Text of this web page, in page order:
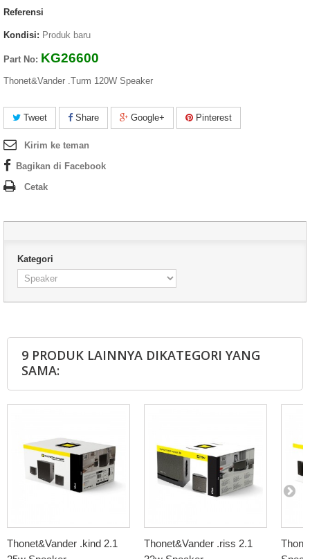
Referensi
Kondisi: Produk baru
Part No: KG26600
Thonet&Vander .Turm 120W Speaker
Tweet Share Google+ Pinterest
Kirim ke teman
Bagikan di Facebook
Cetak
Kategori
9 PRODUK LAINNYA DIKATEGORI YANG
SAMA:
Thonet&Vander .kind 2.1
Thonet&Vander .riss 2.1